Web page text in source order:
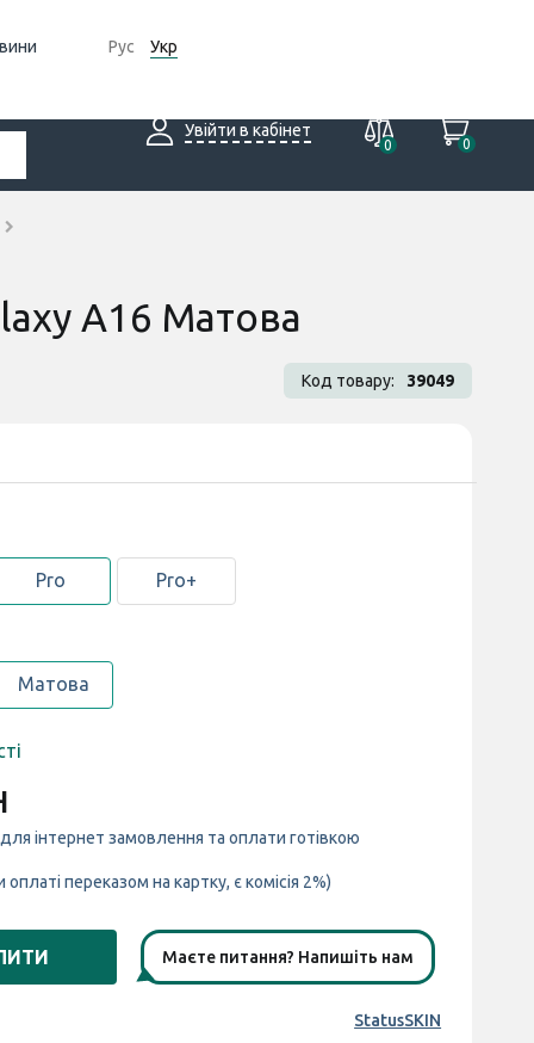
Рус Укр
Увійти в кабінет
0
0
A16 Матова
Код товару: 39049
Pro Pro+
Матова
інтернет замовлення та оплати готівкою
оплаті переказом на картку, є комісія 2%)
Маєте питання? Напишіть нам
StatusSKIN